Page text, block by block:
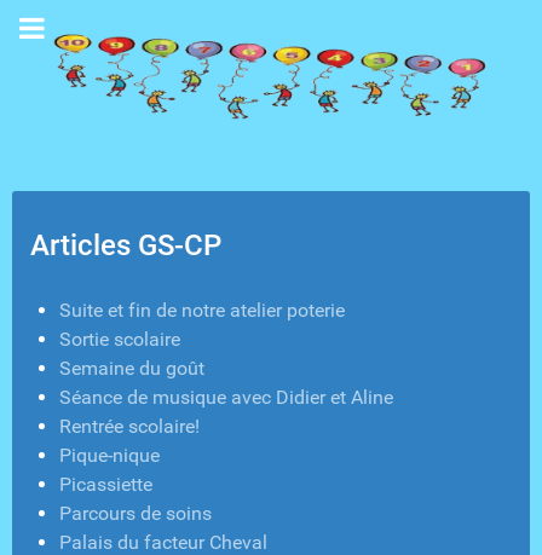
Articles GS-CP
Suite et fin de notre atelier poterie
Sortie scolaire
Semaine du goût
Séance de musique avec Didier et Aline
Rentrée scolaire!
Pique-nique
Picassiette
Parcours de soins
Palais du facteur Cheval